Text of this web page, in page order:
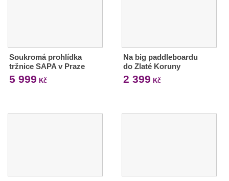
Soukromá prohlídka
tržnice SAPA v Praze
5 999 Kč
Na big paddleboardu
do Zlaté Koruny
2 399 Kč